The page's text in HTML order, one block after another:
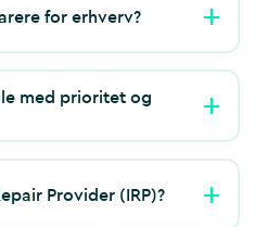
for erhverv?
med prioritet og
Provider (IRP)?